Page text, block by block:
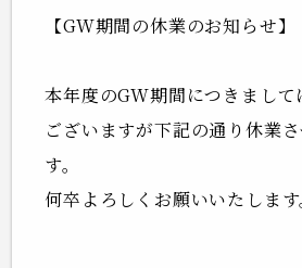
【GW期間の休業のお知らせ】
本年度のGW期間につきまし
ございますが下記の通り休業
す。
何卒よろしくお願いいたします